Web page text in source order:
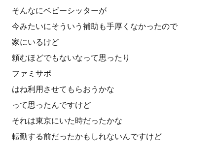
そんなにベビーシッターが
今みたいにそういう補助も手厚くなかったので
家にいるけど
頼むほどでもないなって思ったり
ファミサポ
はね利用させてもらおうかな
って思ったんですけど
それは東京にいた時だったかな
転勤する前だったかもしれないんですけど